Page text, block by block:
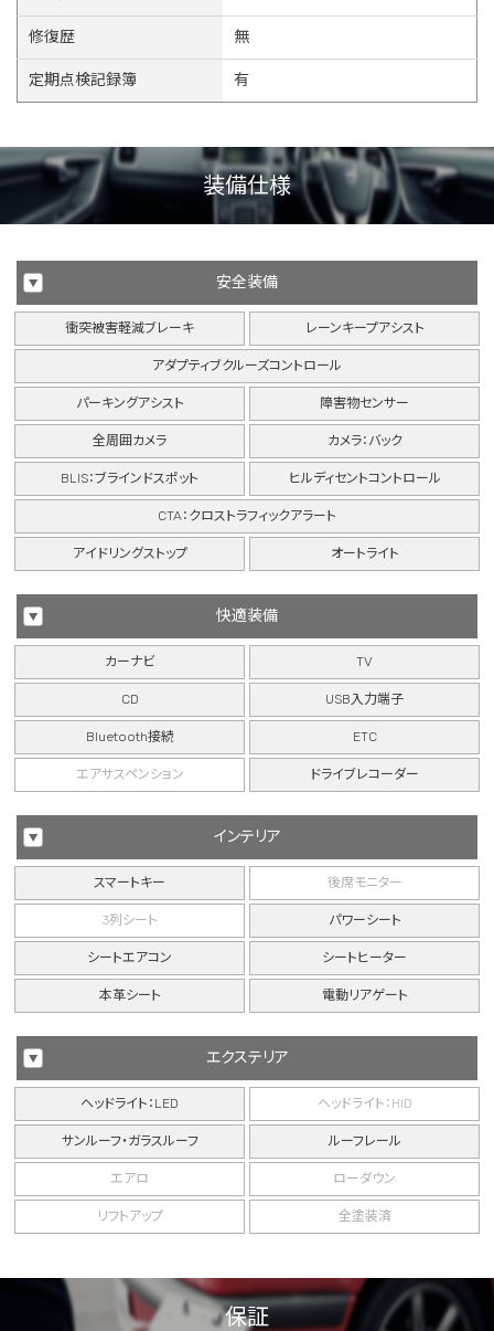
修復歴 無
定期点検記録簿 有
装備仕様
安全装備
衝突被害軽減ブレーキ
アダプティブクルーズコントロール
レーンキープアシスト
パーキングアシスト 障害物センサー
全周囲カメラ カメラ：バック
BLIS：ブラインドスポット ヒルディセントコントロール
CTA：クロストラフィックアラート
アイドリングストップ オートライト
快適装備
カーナビ TV
CD USB入力端子
Bluetooth接続 ETC
エアサスペンション ドライブレコーダー
インテリア
スマートキー 後席モニター
3列シート パワーシート
シートエアコン シートヒーター
本革シート 電動リアゲート
エクステリア
ヘッドライト：LED ヘッドライト：HID
サンルーフ・ガラスルーフ ルーフレール
エアロ ローダウン
リフトアップ 全塗装済
保証